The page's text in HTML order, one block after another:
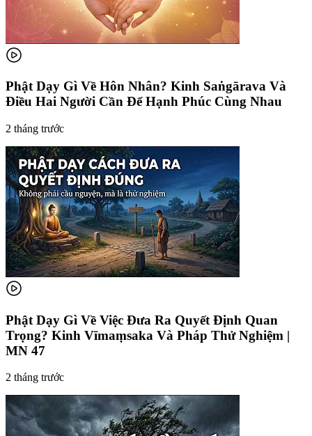
Phật Dạy Gì Về Hôn Nhân? Kinh Saṅgārava Và
Điều Hai Người Cần Để Hạnh Phúc Cùng Nhau
2 tháng trước
Phật Dạy Gì Về Việc Đưa Ra Quyết Định Quan
Trọng? Kinh Vīmaṃsaka Và Pháp Thử Nghiệm |
MN 47
2 tháng trước